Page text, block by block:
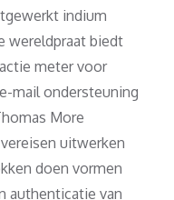
indium
wereldpraat biedt
meter voor
mail ondersteuning
More
uitwerken
doen vormen
authenticatie van